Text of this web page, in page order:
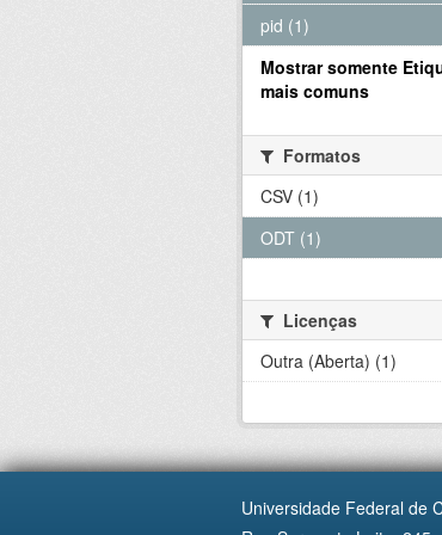
pid (1)
Mostrar somente
mais comuns
Formatos
CSV (1)
ODT (1)
Licenças
Outra (Aberta) (1)
Universidade Federal de